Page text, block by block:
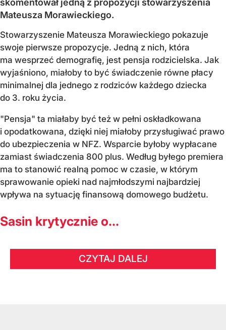
skomentował jedną z propozycji stowarzyszenia
Mateusza Morawieckiego.
Stowarzyszenie Mateusza Morawieckiego pokazuje
swoje pierwsze propozycje. Jedną z nich, która
ma wesprzeć demografię, jest pensja rodzicielska. Jak
wyjaśniono, miałoby to być świadczenie równe płacy
minimalnej dla jednego z rodziców każdego dziecka
do 3. roku życia.
"Pensja" ta miałaby być też w pełni oskładkowana
i opodatkowana, dzięki niej miałoby przysługiwać prawo
do ubezpieczenia w NFZ. Wsparcie byłoby wypłacane
zamiast świadczenia 800 plus. Według byłego premiera
ma to stanowić realną pomoc w czasie, w którym
sprawowanie opieki nad najmłodszymi najbardziej
wpływa na sytuację finansową domowego budżetu.
Sasin krytycznie o...
CZYTAJ DALEJ